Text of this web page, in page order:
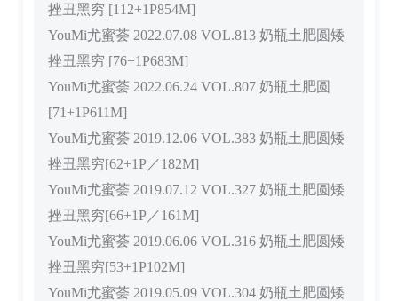
挫丑黑穷 [112+1P854M]
YouMi尤蜜荟 2022.07.08 VOL.813 奶瓶土肥圆矮
挫丑黑穷 [76+1P683M]
YouMi尤蜜荟 2022.06.24 VOL.807 奶瓶土肥圆
[71+1P611M]
YouMi尤蜜荟 2019.12.06 VOL.383 奶瓶土肥圆矮
挫丑黑穷[62+1P／182M]
YouMi尤蜜荟 2019.07.12 VOL.327 奶瓶土肥圆矮
挫丑黑穷[66+1P／161M]
YouMi尤蜜荟 2019.06.06 VOL.316 奶瓶土肥圆矮
挫丑黑穷[53+1P102M]
YouMi尤蜜荟 2019.05.09 VOL.304 奶瓶土肥圆矮